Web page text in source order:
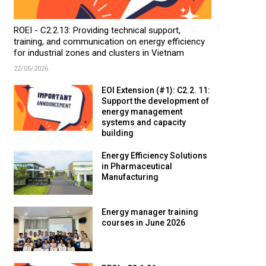
ROEI - C2.2.13: Providing technical support,
training, and communication on energy efficiency
for industrial zones and clusters in Vietnam
22/05/2026
EOI Extension (#1): C2.2. 11:
Support the development of
energy management
systems and capacity
building
Energy Efficiency Solutions
in Pharmaceutical
Manufacturing
Energy manager training
courses in June 2026